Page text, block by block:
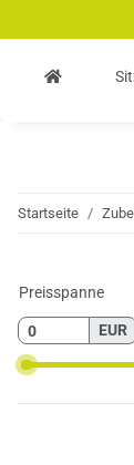
Startseite
Preisspanne
EUR